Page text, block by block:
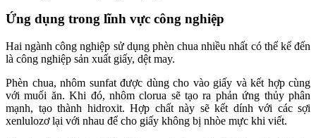
Ứng dụng trong lĩnh vực công nghiệp
Hai ngành công nghiệp sử dụng phèn chua nhiều nhất có thể kể đến
là công nghiệp sản xuất giấy, dệt may.
Phèn chua, nhôm sunfat được dùng cho vào giấy và kết hợp cùng
với muối ăn. Khi đó, nhôm clorua sẽ tạo ra phản ứng thủy phân
mạnh, tạo thành hidroxit. Hợp chất này sẽ kết dính với các sợi
xenlulozơ lại với nhau để cho giấy không bị nhòe mực khi viết.